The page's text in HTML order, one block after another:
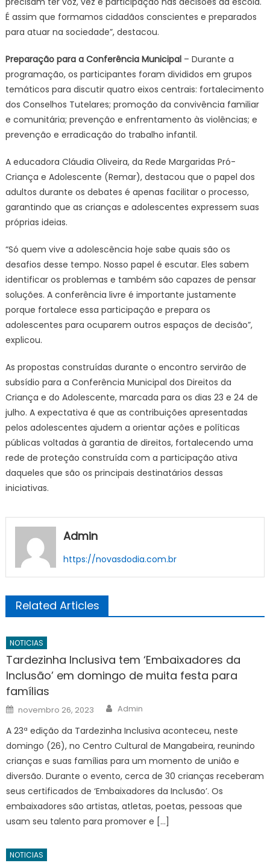
É assim que formamos cidadãos conscientes e preparados
para atuar na sociedade”, destacou.
Preparação para a Conferência Municipal– Durante a
programação, os participantes foram divididos em grupos
temáticos para discutir quatro eixos centrais: fortalecimento
dos Conselhos Tutelares; promoção da convivência familiar
e comunitária; prevenção e enfrentamento às violências; e
prevenção e erradicação do trabalho infantil.
A educadora Cláudia Oliveira, da Rede Margaridas Pró-
Criança e Adolescente (Remar), destacou que o papel dos
adultos durante os debates é apenas facilitar o processo,
garantindo que as crianças e adolescentes expressem suas
próprias ideias.
“Só quem vive a adolescência hoje sabe quais são os
desafios desse tempo. Nosso papel é escutar. Eles sabem
identificar os problemas e também são capazes de pensar
soluções. A conferência livre é importante justamente
porque fortalece essa participação e prepara os
adolescentes para ocuparem outros espaços de decisão”,
explicou.
As propostas construídas durante o encontro servirão de
subsídio para a Conferência Municipal dos Direitos da
Criança e do Adolescente, marcada para os dias 23 e 24 de
julho. A expectativa é que as contribuições apresentadas
pelos adolescentes ajudem a orientar ações e políticas
públicas voltadas à garantia de direitos, fortalecendo uma
rede de proteção construída com a participação ativa
daqueles que são os principais destinatários dessas
iniciativas.
Admin
https://novasdodia.com.br
Related Articles
NOTICIAS
Tardezinha Inclusiva tem ‘Embaixadores da
Inclusão’ em domingo de muita festa para
famílias
Posted
on
novembro 26, 2023 Author
Admin
A 23ª edição da Tardezinha Inclusiva aconteceu, neste
domingo (26), no Centro Cultural de Mangabeira, reunindo
crianças e suas famílias para um momento de união e
diversão. Durante o evento, cerca de 30 crianças receberam
seus certificados de ‘Embaixadores da Inclusão’. Os
embaixadores são artistas, atletas, poetas, pessoas que
usam seu talento para promover e […]
NOTICIAS